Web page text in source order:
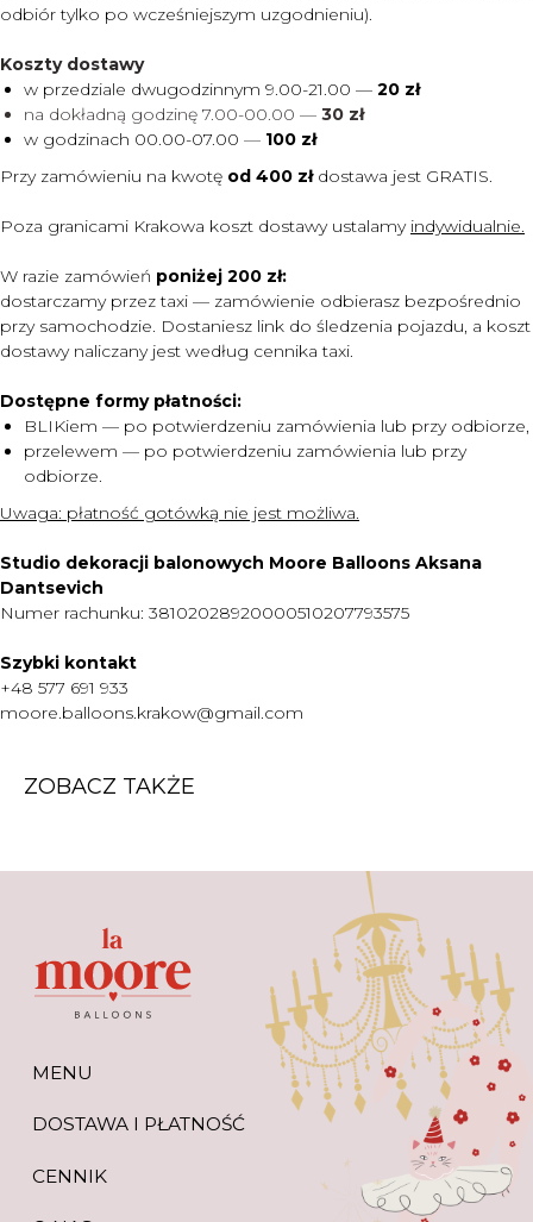
odbiór tylko po wcześniejszym uzgodnieniu).
Koszty dostawy
w przedziale dwugodzinnym 9.00-21.00 — 20 zł
na dokładną godzinę 7.00-00.00 — 30 zł
w godzinach 00.00-07.00 — 100 zł
Przy zamówieniu na kwotę od 400 zł dostawa jest GRATIS.
Poza granicami Krakowa koszt dostawy ustalamy indywidualnie.
W razie zamówień poniżej 200 zł:
dostarczamy przez taxi — zamówienie odbierasz bezpośrednio
przy samochodzie. Dostaniesz link do śledzenia pojazdu, a koszt
dostawy naliczany jest według cennika taxi.
Dostępne formy płatności:
BLIKiem — po potwierdzeniu zamówienia lub przy odbiorze,
przelewem — po potwierdzeniu zamówienia lub przy
odbiorze.
Uwaga: płatność gotówką nie jest możliwa.
Studio dekoracji balonowych Moore Balloons Aksana
Dantsevich
Numer rachunku: 38102028920000510207793575
Szybki kontakt
+48 577 691 933
moore.balloons.krakow@gmail.com
ZOBACZ TAKŻE
KONTAKT
O NAS
CENNIK
WARTO WIEDZIEĆ